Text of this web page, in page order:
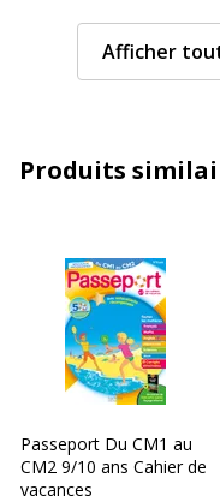
Caractéristiques
Données
Données
Code barre maitre
Référence produit
fabricant
Afficher
Produits
Passeport Du CM1 au
CM2 9/10 ans Cahier de
vacances